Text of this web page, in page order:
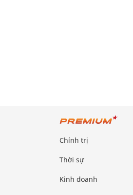
Chính trị
Thời sự
Kinh doanh